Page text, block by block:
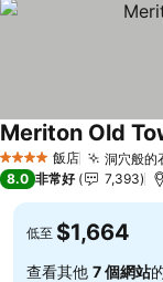
4 星級 飯店 洞穴般的
Meriton Old
8.0 非常好 7,393
低至 $1,664
查看其他 7 個網站